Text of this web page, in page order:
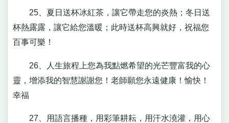
25、夏日送杯冰紅茶，讓它帶走您的炎熱；冬日送
杯熱露露，讓它給您溫暖；此時送杯高興就好，祝福您
百事可樂！
26、人生旅程上您為我點燃希望的光芒豐富我的心
靈，增添我的智慧謝謝您！老師願您永遠健康！愉快！
幸福
27、用語言播種，用彩筆耕耘，用汗水澆灌，用心